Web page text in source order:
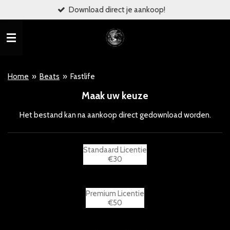
direct
naar
de
Download direct je aankoop!
Home » Beats » Fastlife
Maak uw keuze
Het bestand kan na aankoop direct gedownload worden.
Standaard Licentie
€30
Premium Licentie
€50